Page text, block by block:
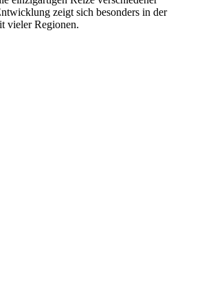
zeigt sich besonders in der
vieler Regionen.